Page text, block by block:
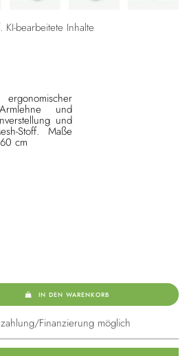
KI-bearbeitete Inhalte
und
und
Stoff. Maße
cm
IN DEN WARENKORB
Finanzierung möglich